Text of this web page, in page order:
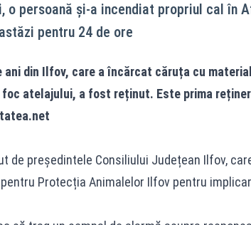
o persoană și-a incendiat propriul cal în
pentru 24 de ore
ani din Ilfov, care a încărcat căruța cu
atelajului, a fost reținut. Este prima
de președintele Consiliului Județean Ilfov,
Protecția Animalelor Ilfov pentru